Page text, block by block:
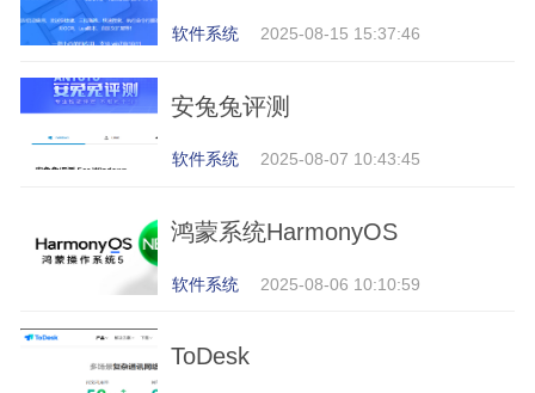
软件系统 2025-08-15 15:37:46
安兔兔评测
软件系统 2025-08-07 10:43:45
鸿蒙系统HarmonyOS
软件系统 2025-08-06 10:10:59
ToDesk